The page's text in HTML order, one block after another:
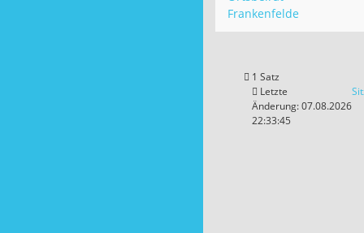
Frankenfelde
1 Satz
Letzte
Änderung: 07.08.2026
22:33:45